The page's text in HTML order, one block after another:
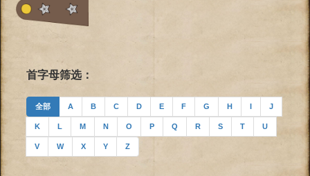
首字母筛选：
全部 A B C D E F G H I J
K L M N O P Q R S T U
V W X Y Z